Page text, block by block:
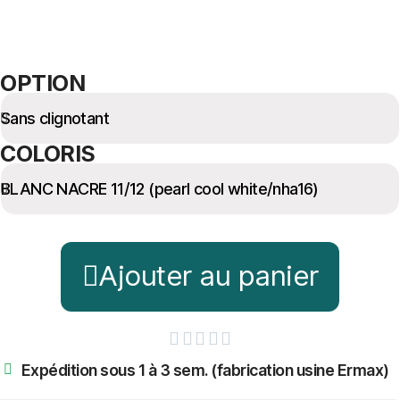
OPTION
COLORIS
Ajouter au panier
    
Expédition sous 1 à 3 sem. (fabrication usine Ermax)